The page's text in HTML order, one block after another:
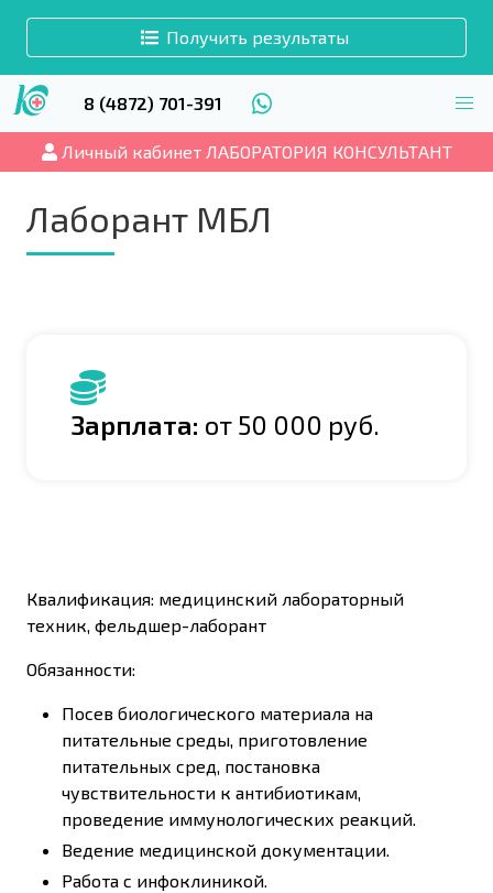
Получить результаты
8 (4872) 701-391
Личный кабинет ЛАБОРАТОРИЯ КОНСУЛЬТАНТ
Лаборант МБЛ
Зарплата: от 50 000 руб.
Квалификация: медицинский лабораторный
техник, фельдшер-лаборант
Обязанности:
Посев биологического материала на
питательные среды, приготовление
питательных сред, постановка
чувствительности к антибиотикам,
проведение иммунологических реакций.
Ведение медицинской документации.
Работа с инфоклиникой.